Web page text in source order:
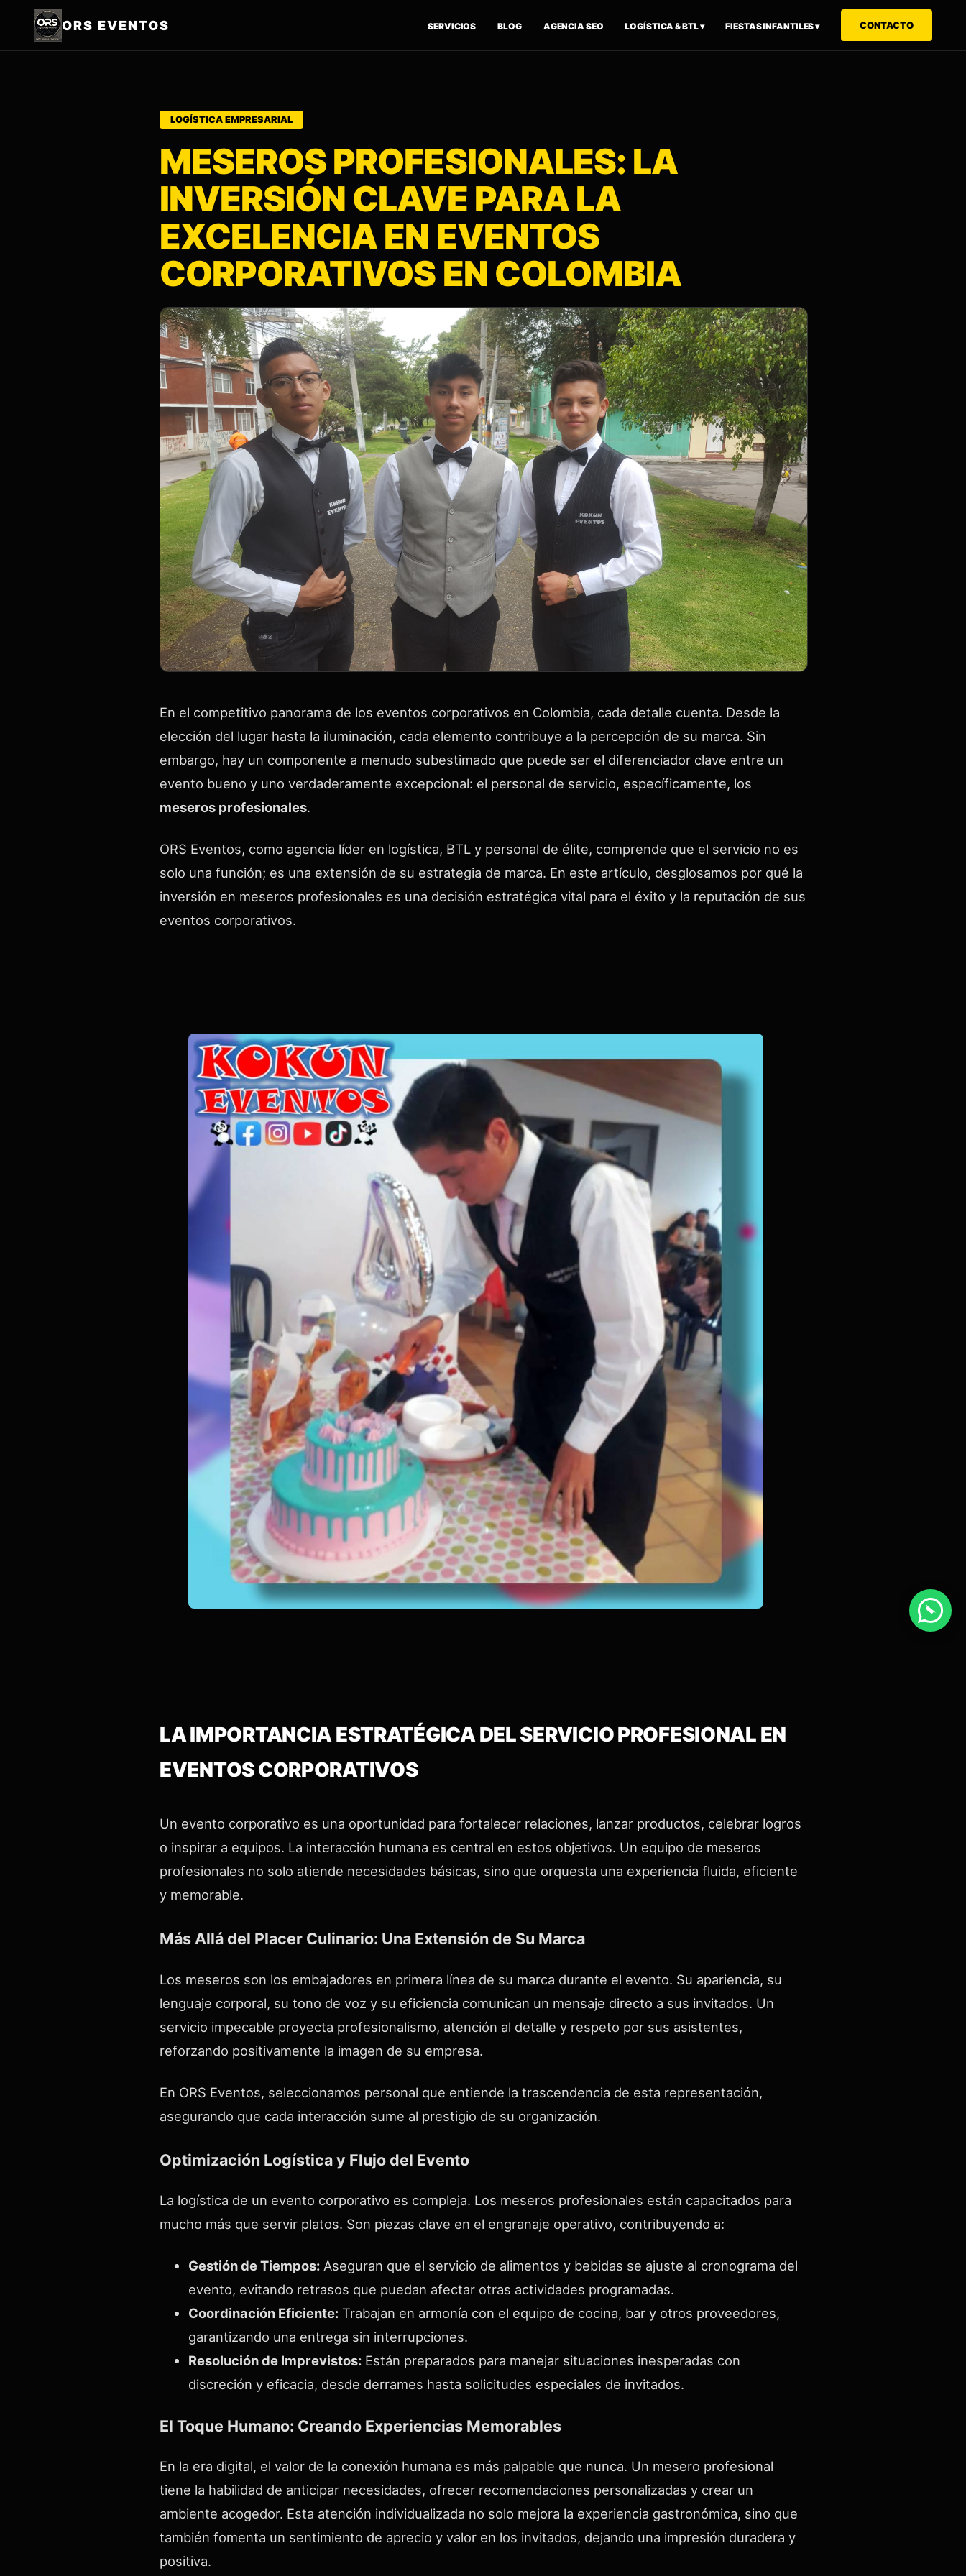
ORS EVENTOS SERVICIOS BLOG AGENCIA SEO LOGÍSTICA & BTL ▾ FIESTAS INFANTILES ▾ CONTACTO
LOGÍSTICA EMPRESARIAL
MESEROS PROFESIONALES: LA
INVERSIÓN CLAVE PARA LA
EXCELENCIA EN EVENTOS
CORPORATIVOS EN COLOMBIA
En el competitivo panorama de los eventos corporativos en Colombia, cada detalle cuenta. Desde la
elección del lugar hasta la iluminación, cada elemento contribuye a la percepción de su marca. Sin
embargo, hay un componente a menudo subestimado que puede ser el diferenciador clave entre un
evento bueno y uno verdaderamente excepcional: el personal de servicio, específicamente, los
meseros profesionales.
ORS Eventos, como agencia líder en logística, BTL y personal de élite, comprende que el servicio no es
solo una función; es una extensión de su estrategia de marca. En este artículo, desglosamos por qué la
inversión en meseros profesionales es una decisión estratégica vital para el éxito y la reputación de sus
eventos corporativos.
LA IMPORTANCIA ESTRATÉGICA DEL SERVICIO PROFESIONAL EN
EVENTOS CORPORATIVOS
Un evento corporativo es una oportunidad para fortalecer relaciones, lanzar productos, celebrar logros
o inspirar a equipos. La interacción humana es central en estos objetivos. Un equipo de meseros
profesionales no solo atiende necesidades básicas, sino que orquesta una experiencia fluida, eficiente
y memorable.
Más Allá del Placer Culinario: Una Extensión de Su Marca
Los meseros son los embajadores en primera línea de su marca durante el evento. Su apariencia, su
lenguaje corporal, su tono de voz y su eficiencia comunican un mensaje directo a sus invitados. Un
servicio impecable proyecta profesionalismo, atención al detalle y respeto por sus asistentes,
reforzando positivamente la imagen de su empresa.
En ORS Eventos, seleccionamos personal que entiende la trascendencia de esta representación,
asegurando que cada interacción sume al prestigio de su organización.
Optimización Logística y Flujo del Evento
La logística de un evento corporativo es compleja. Los meseros profesionales están capacitados para
mucho más que servir platos. Son piezas clave en el engranaje operativo, contribuyendo a:
Gestión de Tiempos: Aseguran que el servicio de alimentos y bebidas se ajuste al cronograma del
evento, evitando retrasos que puedan afectar otras actividades programadas.
Coordinación Eficiente: Trabajan en armonía con el equipo de cocina, bar y otros proveedores,
garantizando una entrega sin interrupciones.
Resolución de Imprevistos: Están preparados para manejar situaciones inesperadas con
discreción y eficacia, desde derrames hasta solicitudes especiales de invitados.
El Toque Humano: Creando Experiencias Memorables
En la era digital, el valor de la conexión humana es más palpable que nunca. Un mesero profesional
tiene la habilidad de anticipar necesidades, ofrecer recomendaciones personalizadas y crear un
ambiente acogedor. Esta atención individualizada no solo mejora la experiencia gastronómica, sino que
también fomenta un sentimiento de aprecio y valor en los invitados, dejando una impresión duradera y
positiva.